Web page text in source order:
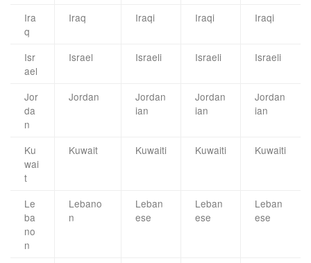
Ira
q
Iraq Iraqi Iraqi Iraqi
Isr
ael
Israel Israeli Israeli Israeli
Jor
da
n
Jordan
Jordan
ian
Jordan
ian
Jordan
ian
Ku
wai
t
Kuwait Kuwaiti Kuwaiti Kuwaiti
Le
ba
no
n
Lebano
n
Leban
ese
Leban
ese
Leban
ese